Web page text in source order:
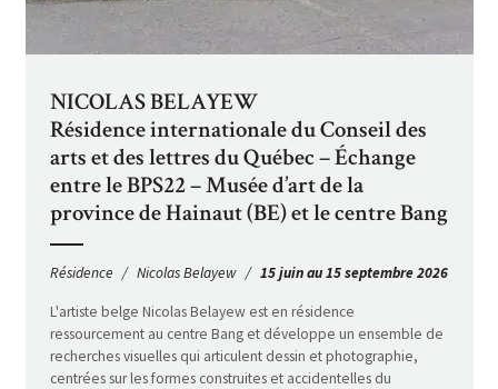
NICOLAS BELAYEW
Résidence internationale du Conseil des
arts et des lettres du Québec – Échange
entre le BPS22 – Musée d’art de la
province de Hainaut (BE) et le centre Bang
Résidence Nicolas Belayew 15 juin au 15 septembre 2026
L'artiste belge Nicolas Belayew est en résidence
ressourcement au centre Bang et développe un ensemble de
recherches visuelles qui articulent dessin et photographie,
centrées sur les formes construites et accidentelles du